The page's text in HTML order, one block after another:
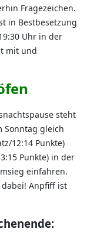
Fragezeichen.
in Bestbesetzung
Uhr in der
mit und
steht
Sonntag gleich
12:14 Punkte)
Punkte) in der
einfahren.
Anpfiff ist